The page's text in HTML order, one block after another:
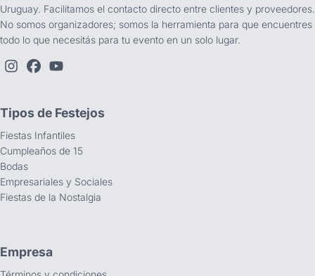
Uruguay. Facilitamos el contacto directo entre clientes y proveedores.
No somos organizadores; somos la herramienta para que encuentres
todo lo que necesitás para tu evento en un solo lugar.
Tipos de Festejos
Fiestas Infantiles
Cumpleaños de 15
Bodas
Empresariales y Sociales
Fiestas de la Nostalgia
Empresa